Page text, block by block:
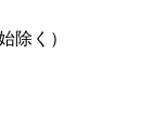
除く）